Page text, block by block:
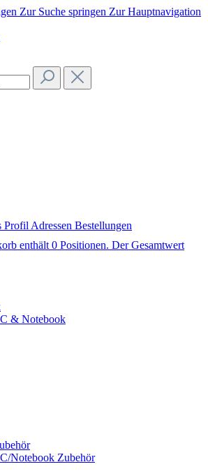
Zur Suche springen Zur Hauptnavigation
Profil Adressen Bestellungen
enthält 0 Positionen. Der Gesamtwert
& Notebook
Notebook Zubehör